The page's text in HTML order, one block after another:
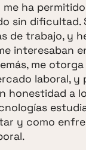
ha
sin dificultad.
de trabajo, y
interesaban
me
laboral, y
honestidad a
y como